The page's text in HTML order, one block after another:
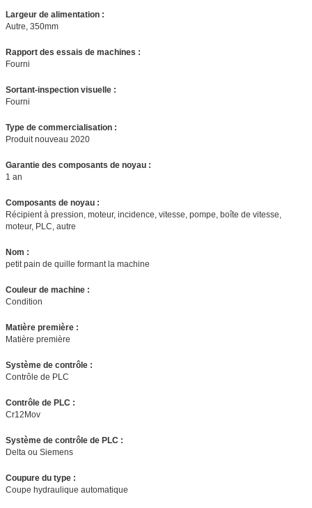
Largeur de alimentation :
Autre, 350mm
Rapport des essais de machines :
Fourni
Sortant-inspection visuelle :
Fourni
Type de commercialisation :
Produit nouveau 2020
Garantie des composants de noyau :
1 an
Composants de noyau :
Récipient à pression, moteur, incidence, vitesse, pompe, boîte de vitesse,
moteur, PLC, autre
Nom :
petit pain de quille formant la machine
Couleur de machine :
Condition
Matière première :
Matière première
Système de contrôle :
Contrôle de PLC
Contrôle de PLC :
Cr12Mov
Système de contrôle de PLC :
Delta ou Siemens
Coupure du type :
Coupe hydraulique automatique